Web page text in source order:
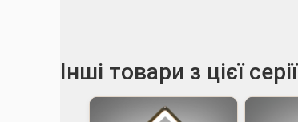
Інші товари з цієї серії